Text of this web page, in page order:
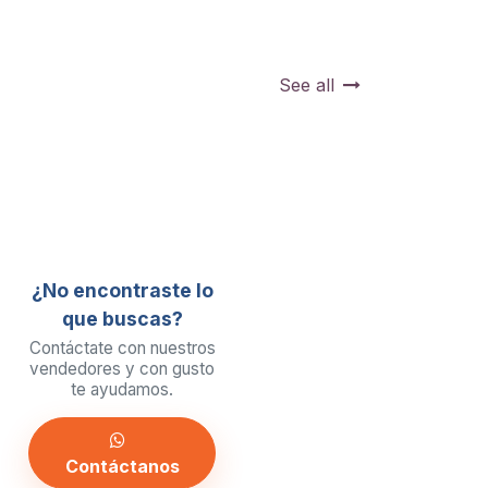
See all
¿No encontraste lo
que buscas?
Contáctate con nuestros
vendedores y con gusto
te ayudamos.
Contáctanos